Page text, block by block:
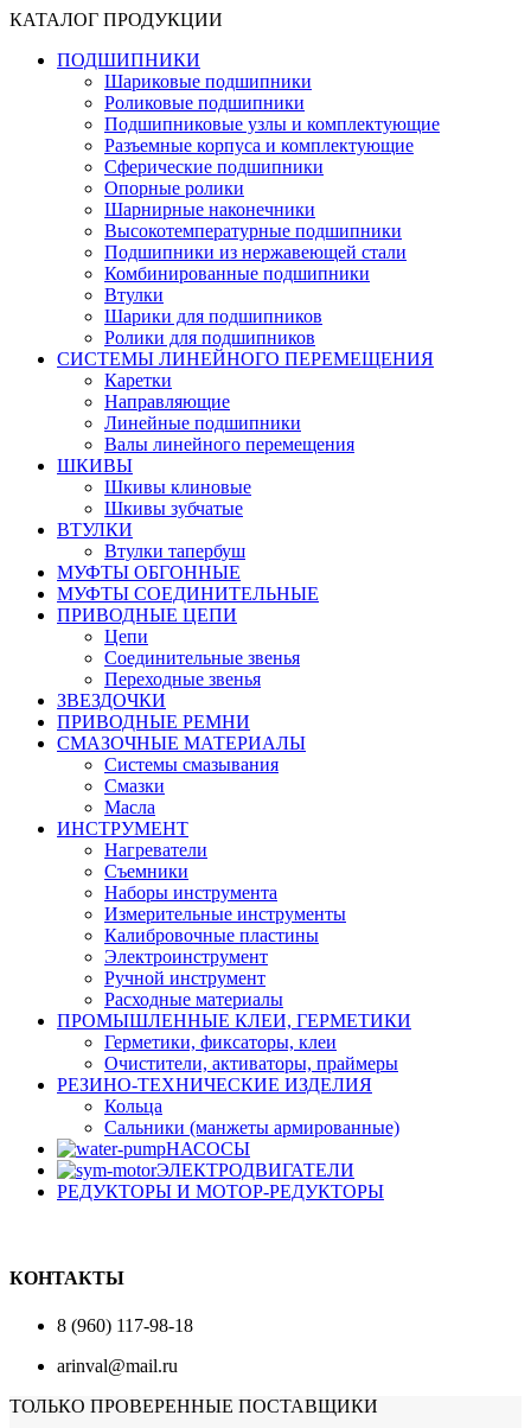
КАТАЛОГ ПРОДУКЦИИ
ПОДШИПНИКИ
Шариковые подшипники
Роликовые подшипники
Подшипниковые узлы и комплектующие
Разъемные корпуса и комплектующие
Сферические подшипники
Опорные ролики
Шарнирные наконечники
Высокотемпературные подшипники
Подшипники из нержавеющей стали
Комбинированные подшипники
Втулки
Шарики для подшипников
Ролики для подшипников
СИСТЕМЫ ЛИНЕЙНОГО ПЕРЕМЕЩЕНИЯ
Каретки
Направляющие
Линейные подшипники
Валы линейного перемещения
ШКИВЫ
Шкивы клиновые
Шкивы зубчатые
ВТУЛКИ
Втулки тапербуш
МУФТЫ ОБГОННЫЕ
МУФТЫ СОЕДИНИТЕЛЬНЫЕ
ПРИВОДНЫЕ ЦЕПИ
Цепи
Соединительные звенья
Переходные звенья
ЗВЕЗДОЧКИ
ПРИВОДНЫЕ РЕМНИ
СМАЗОЧНЫЕ МАТЕРИАЛЫ
Системы смазывания
Смазки
Масла
ИНСТРУМЕНТ
Нагреватели
Съемники
Наборы инструмента
Измерительные инструменты
Калибровочные пластины
Электроинструмент
Ручной инструмент
Расходные материалы
ПРОМЫШЛЕННЫЕ КЛЕИ, ГЕРМЕТИКИ
Герметики, фиксаторы, клеи
Очистители, активаторы, праймеры
РЕЗИНО-ТЕХНИЧЕСКИЕ ИЗДЕЛИЯ
Кольца
Сальники (манжеты армированные)
НАСОСЫ
ЭЛЕКТРОДВИГАТЕЛИ
РЕДУКТОРЫ И МОТОР-РЕДУКТОРЫ
КОНТАКТЫ
8 (960) 117-98-18
arinval@mail.ru
ТОЛЬКО ПРОВЕРЕННЫЕ ПОСТАВЩИКИ